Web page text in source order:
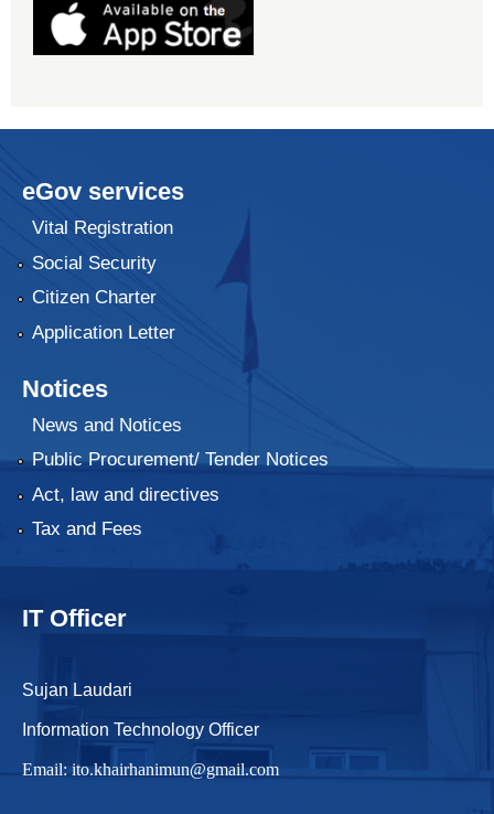
eGov services
Vital Registration
Social Security
Citizen Charter
Application Letter
Notices
News and Notices
Public Procurement/ Tender Notices
Act, law and directives
Tax and Fees
IT Officer
Sujan Laudari
Information Technology Officer
Email: ito.khairhanimun@gmail.com